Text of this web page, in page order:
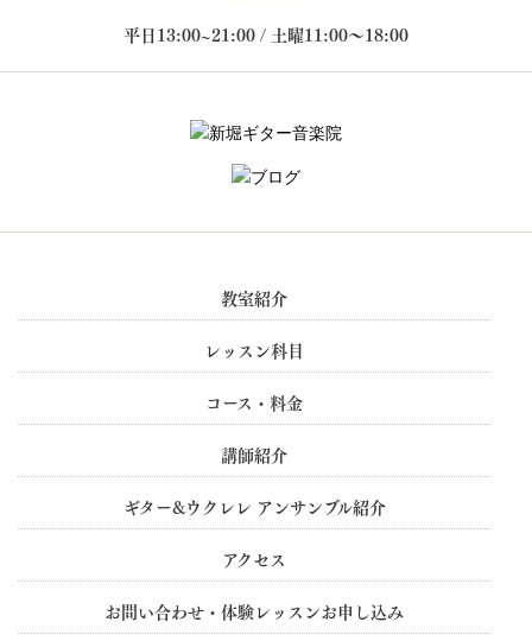
平日13:00~21:00 / 土曜11:00～18:00
教室紹介
レッスン科目
コース・料金
講師紹介
ギター&ウクレレ アンサンブル紹介
アクセス
お問い合わせ・体験レッスンお申し込み